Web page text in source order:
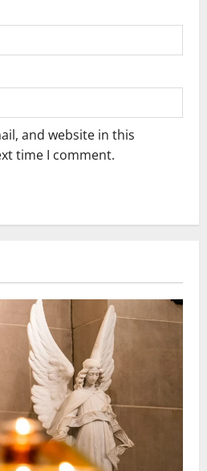
and website in this
time I comment.